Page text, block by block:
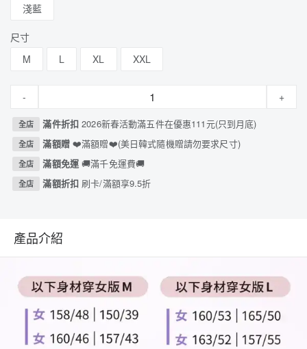
淺藍
尺寸
M
L XL XXL
- +
全店 滿件折扣2026新春活動滿五件在優惠111元(只到月底)
全店 滿額贈 ❤️滿額贈❤️(美日韓式隨機贈請勿要求尺寸)
全店 滿額免運🚚滿千免運費🚚
全店 滿額折扣 刷卡/滿額享9.5折
產品介紹